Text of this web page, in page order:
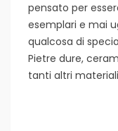
pensato per
esemplari e mai
qualcosa di
Pietre dure,
tanti altri